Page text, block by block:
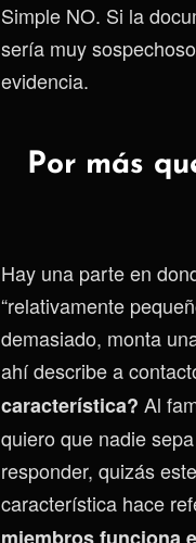
Simple NO. Si la
sería muy
evidencia.
Por más
Hay una parte en
“relativamente
demasiado, monta
ahí describe a
característica? Al
quiero que nadie
responder, quizás
característica hace
miembros funciona